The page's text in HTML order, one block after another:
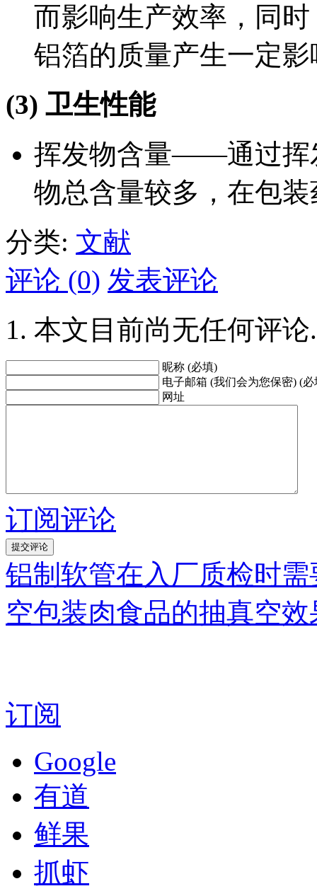
而影响生产效率，同
铝箔的质量产生一定影
(3) 卫生性能
挥发物含量——通过挥
物总含量较多，在包
分类: 文献
评论 (0) 发表评论
本文目前尚无任何评论.
昵称 (必填)
电子邮箱 (我们会为您保密) (必
网址
订阅评论
铝制软管在入厂质检时
空包装肉食品的抽真空效
订阅
Google
有道
鲜果
抓虾